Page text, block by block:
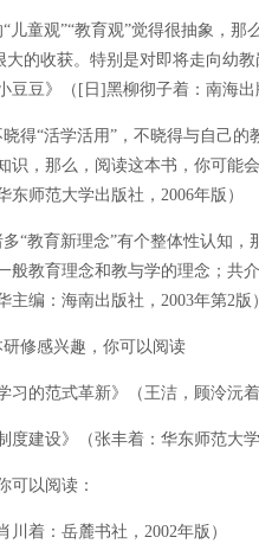
童观”“教育观”觉得很抽象，那
大的收获。特别是对即将走向幼
豆》（[日]黑柳彻子着：南海出
“活学活用”，不晓得与自己的
识，那么，阅读这本书，你可
师范大学出版社，2006年版）
教育新理念”有个整体性认知，
般教育理念和教与学的理念；
主编：海南出版社，2003年第2版
修感兴趣，你可以阅读
式革新》（王洁，顾泠沅着
设》（张丰着：华东师范大学
以阅读：
：岳麓书社，2002年版）